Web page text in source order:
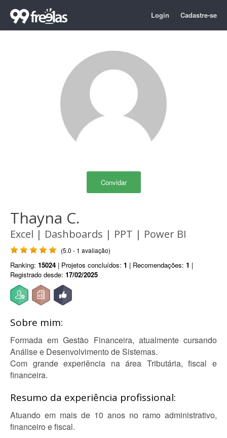
Login Cadastre-se
Convidar
Thayna C.
Excel | Dashboards | PPT | Power BI
(5.0 - 1 avaliação)
Ranking: 15024 | Projetos concluídos: 1 | Recomendações: 1 |
Registrado desde: 17/02/2025
Sobre mim:
Formada em Gestão Financeira, atualmente cursando
Análise e Desenvolvimento de Sistemas.
Com grande experiência na área Tributária, fiscal e
financeira.
Resumo da experiência profissional:
Atuando em mais de 10 anos no ramo administrativo,
financeiro e fiscal.